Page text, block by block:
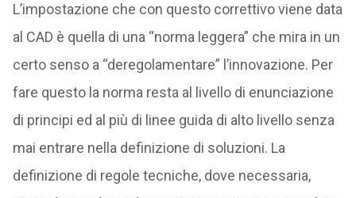
L’impostazione che con questo correttivo viene data
al CAD è quella di una “norma leggera” che mira in un
certo senso a “deregolamentare” l’innovazione. Per
fare questo la norma resta al livello di enunciazione
di principi ed al più di linee guida di alto livello senza
mai entrare nella definizione di soluzioni. La
definizione di regole tecniche, dove necessaria,